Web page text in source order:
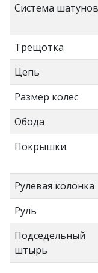
Система шатунов
Трещотка
Цепь
Размер колес
Обода
Покрышки
Рулевая колонка
Руль
Подседельный
штырь